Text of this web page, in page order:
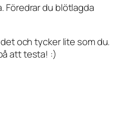
Föredrar du blötlagda
och tycker lite som du.
att testa! :)